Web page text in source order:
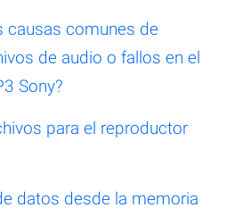
causas comunes de
de audio o fallos en el
Sony?
para el reproductor
datos desde la memoria